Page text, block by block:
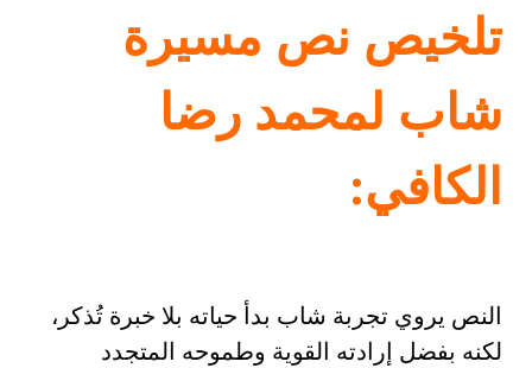
تلخيص نص مسيرة
شاب لمحمد رضا
الكافي:
النص يروي تجربة شاب بدأ حياته بلا خبرة تُذكر،
لكنه بفضل إرادته القوية وطموحه المتجدد